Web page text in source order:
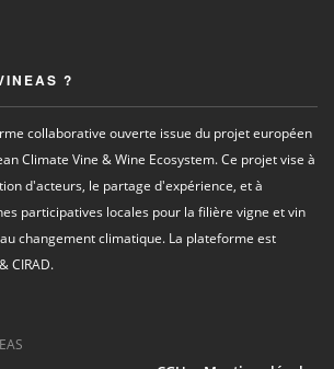
?
collaborative ouverte issue du projet européen
Climate Vine & Wine Ecosystem. Ce projet vise à
d'acteurs, le partage d'expérience, et à
participatives locales pour la filière vigne et vin
changement climatique. La plateforme est
CIRAD.